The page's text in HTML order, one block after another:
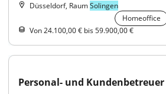
Düsseldorf, RaumSolingen
Homeoffice
Von 24.100,00 € bis 59.900,00 €
Personal- und